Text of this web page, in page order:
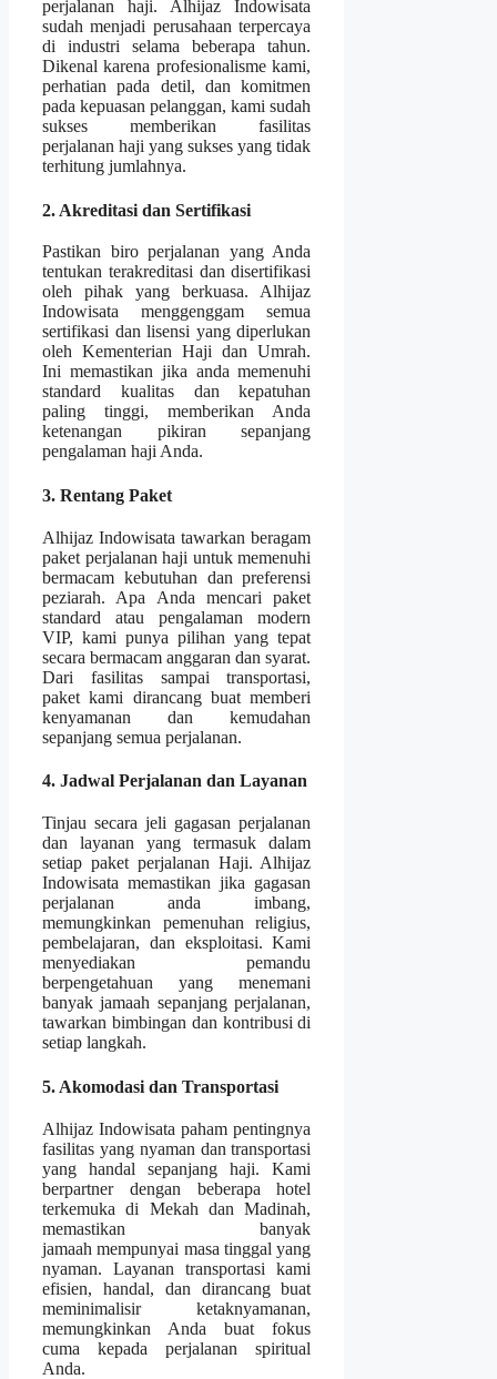
perjalanan haji. Alhijaz Indowisata
sudah menjadi perusahaan terpercaya
di industri selama beberapa tahun.
Dikenal karena profesionalisme kami,
perhatian pada detil, dan komitmen
pada kepuasan pelanggan, kami sudah
sukses memberikan fasilitas
perjalanan haji yang sukses yang tidak
terhitung jumlahnya.
2. Akreditasi dan Sertifikasi
Pastikan biro perjalanan yang Anda
tentukan terakreditasi dan disertifikasi
oleh pihak yang berkuasa. Alhijaz
Indowisata menggenggam semua
sertifikasi dan lisensi yang diperlukan
oleh Kementerian Haji dan Umrah.
Ini memastikan jika anda memenuhi
standard kualitas dan kepatuhan
paling tinggi, memberikan Anda
ketenangan pikiran sepanjang
pengalaman haji Anda.
3. Rentang Paket
Alhijaz Indowisata tawarkan beragam
paket perjalanan haji untuk memenuhi
bermacam kebutuhan dan preferensi
peziarah. Apa Anda mencari paket
standard atau pengalaman modern
VIP, kami punya pilihan yang tepat
secara bermacam anggaran dan syarat.
Dari fasilitas sampai transportasi,
paket kami dirancang buat memberi
kenyamanan dan kemudahan
sepanjang semua perjalanan.
4. Jadwal Perjalanan dan Layanan
Tinjau secara jeli gagasan perjalanan
dan layanan yang termasuk dalam
setiap paket perjalanan Haji. Alhijaz
Indowisata memastikan jika gagasan
perjalanan anda imbang,
memungkinkan pemenuhan religius,
pembelajaran, dan eksploitasi. Kami
menyediakan pemandu
berpengetahuan yang menemani
banyak jamaah sepanjang perjalanan,
tawarkan bimbingan dan kontribusi di
setiap langkah.
5. Akomodasi dan Transportasi
Alhijaz Indowisata paham pentingnya
fasilitas yang nyaman dan transportasi
yang handal sepanjang haji. Kami
berpartner dengan beberapa hotel
terkemuka di Mekah dan Madinah,
memastikan banyak
jamaah mempunyai masa tinggal yang
nyaman. Layanan transportasi kami
efisien, handal, dan dirancang buat
meminimalisir ketaknyamanan,
memungkinkan Anda buat fokus
cuma kepada perjalanan spiritual
Anda.